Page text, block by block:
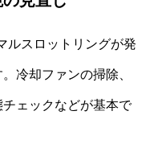
ルスロットリングが発
冷却ファンの掃除、
ェックなどが基本で